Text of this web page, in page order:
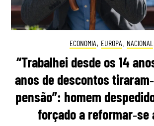
ECONOMIA, EUROPA , NACIONAL
“Trabalhei desde os 14
anos de descontos
pensão”: homem
forçado a reformar‑se